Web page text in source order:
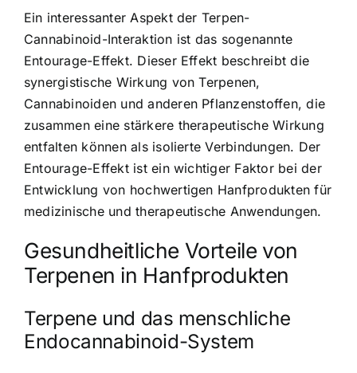
Ein interessanter Aspekt der Terpen-
Cannabinoid-Interaktion ist das sogenannte
Entourage-Effekt. Dieser Effekt beschreibt die
synergistische Wirkung von Terpenen,
Cannabinoiden und anderen Pflanzenstoffen, die
zusammen eine stärkere therapeutische Wirkung
entfalten können als isolierte Verbindungen. Der
Entourage-Effekt ist ein wichtiger Faktor bei der
Entwicklung von hochwertigen Hanfprodukten für
medizinische und therapeutische Anwendungen.
Gesundheitliche Vorteile von
Terpenen in Hanfprodukten
Terpene und das menschliche
Endocannabinoid-System